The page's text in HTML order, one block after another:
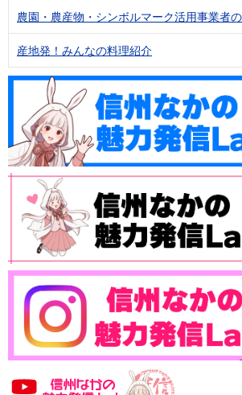
農園・農産物・シンボルマーク活用事業者
産地発！みんなの料理紹介